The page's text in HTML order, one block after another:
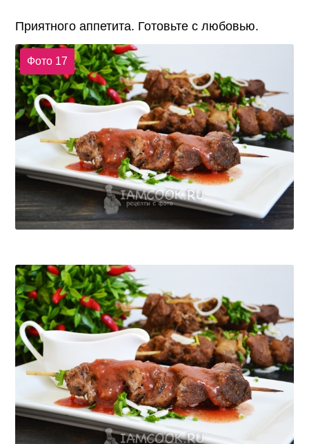
Приятного аппетита. Готовьте с любовью.
Фото 17